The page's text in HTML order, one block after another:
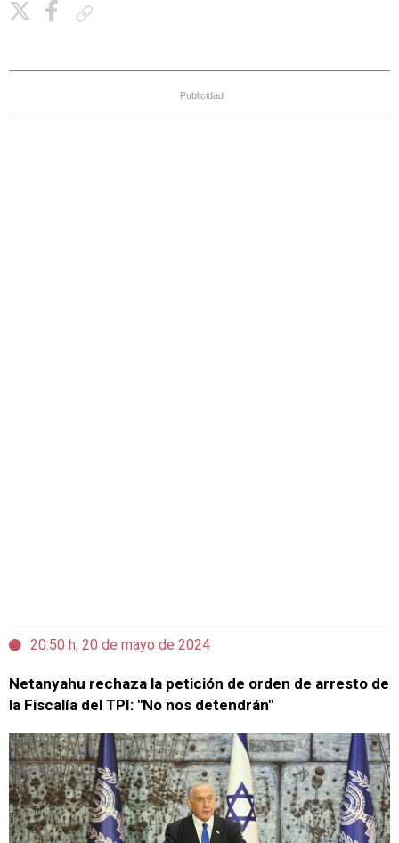
Publicidad
20:50 h, 20 de mayo de 2024
Netanyahu rechaza la petición de orden de arresto de
la Fiscalía del TPI: "No nos detendrán"